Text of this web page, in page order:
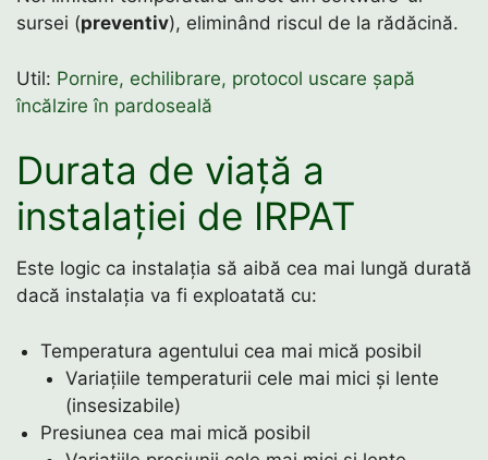
sursei (preventiv), eliminând riscul de la rădăcină.
Util: Pornire, echilibrare, protocol uscare șapă
încălzire în pardoseală
Durata de viață a
instalației de IRPAT
Este logic ca instalația să aibă cea mai lungă durată
dacă instalația va fi exploatată cu:
Temperatura agentului cea mai mică posibil
Variațiile temperaturii cele mai mici și lente
(insesizabile)
Presiunea cea mai mică posibil